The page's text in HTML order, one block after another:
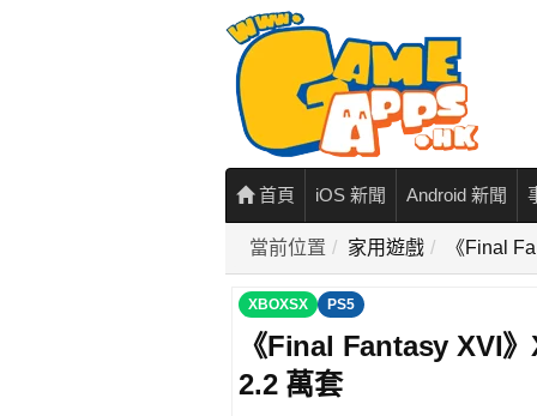
首頁 iOS 新聞 Android 新聞
當前位置 家用遊戲 《Final
XBOXSX PS5
《Final Fantasy XVI
2.2 萬套